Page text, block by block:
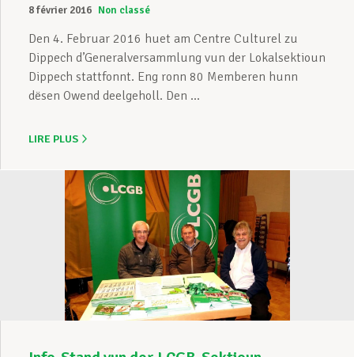
8 février 2016 Non classé
Den 4. Februar 2016 huet am Centre Culturel zu
Dippech d’Generalversammlung vun der Lokalsektioun
Dippech stattfonnt. Eng ronn 80 Memberen hunn
dësen Owend deelgeholl. Den ...
LIRE PLUS